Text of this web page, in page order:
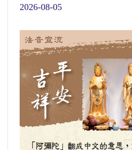
2026-08-05